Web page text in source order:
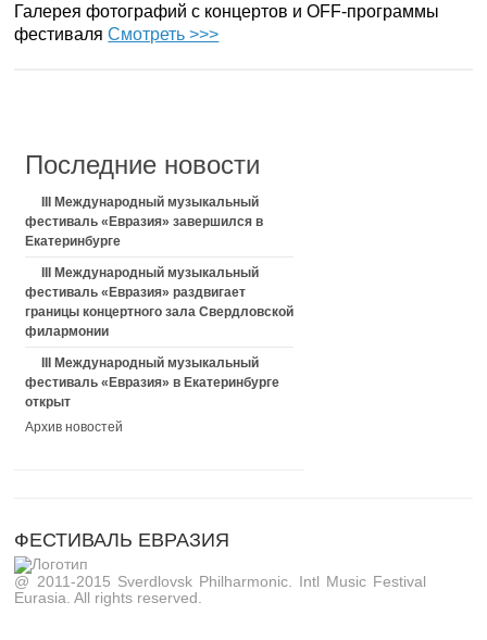
Галерея фотографий с концертов и OFF-программы
фестиваляСмотреть >>>
Последние новости
III Международный музыкальный
фестиваль «Евразия» завершился в
Екатеринбурге
III Международный музыкальный
фестиваль «Евразия» раздвигает
границы концертного зала Свердловской
филармонии
III Международный музыкальный
фестиваль «Евразия» в Екатеринбурге
открыт
Архив новостей
ФЕСТИВАЛЬ ЕВРАЗИЯ
@ 2011-2015 Sverdlovsk Philharmonic. Intl Music Festival
Eurasia. All rights reserved.